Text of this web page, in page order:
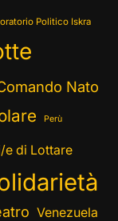
Politico Iskra
Nato
Perù
e di Lottare
Venezuela